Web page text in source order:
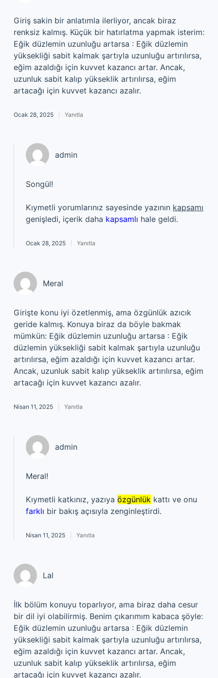
Giriş sakin bir anlatımla ilerliyor, ancak biraz
renksiz kalmış. Küçük bir hatırlatma yapmak isterim:
Eğik düzlemin uzunluğu artarsa : Eğik düzlemin
yüksekliği sabit kalmak şartıyla uzunluğu artırılırsa,
eğim azaldığı için kuvvet kazancı artar. Ancak,
uzunluk sabit kalıp yükseklik artırılırsa, eğim
artacağı için kuvvet kazancı azalır.
Ocak 28, 2025 Yanıtla
admin
Songül!
Kıymetli yorumlarınız sayesinde yazının kapsamı
genişledi, içerik daha kapsamlı hale geldi.
Ocak 28, 2025 Yanıtla
Meral
Girişte konu iyi özetlenmiş, ama özgünlük azıcık
geride kalmış. Konuya biraz da böyle bakmak
mümkün: Eğik düzlemin uzunluğu artarsa : Eğik
düzlemin yüksekliği sabit kalmak şartıyla uzunluğu
artırılırsa, eğim azaldığı için kuvvet kazancı artar.
Ancak, uzunluk sabit kalıp yükseklik artırılırsa, eğim
artacağı için kuvvet kazancı azalır.
Nisan 11, 2025 Yanıtla
admin
Meral!
Kıymetli katkınız, yazıya özgünlük kattı ve onu
farklı bir bakış açısıyla zenginleştirdi.
Nisan 11, 2025 Yanıtla
Lal
İlk bölüm konuyu toparlıyor, ama biraz daha cesur
bir dil iyi olabilirmiş. Benim çıkarımım kabaca şöyle:
Eğik düzlemin uzunluğu artarsa : Eğik düzlemin
yüksekliği sabit kalmak şartıyla uzunluğu artırılırsa,
eğim azaldığı için kuvvet kazancı artar. Ancak,
uzunluk sabit kalıp yükseklik artırılırsa, eğim
artacağı için kuvvet kazancı azalır.